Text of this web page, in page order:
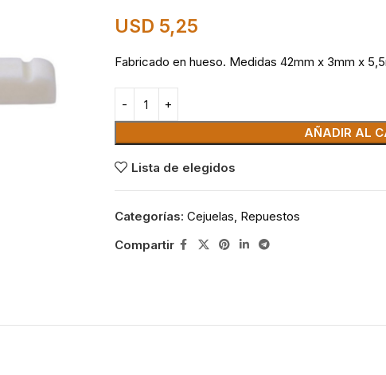
USD 5,25
Fabricado en hueso. Medidas 42mm x 3mm x
AÑADIR AL
Lista de elegidos
Categorías: Cejuelas, Repuestos
Compartir